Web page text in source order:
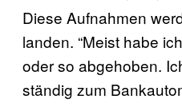
Diese Aufnahmen
landen. “Meist habe
oder so abgehoben.
ständig zum